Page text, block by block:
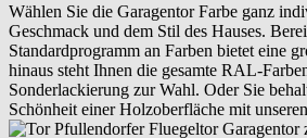
Wählen Sie die Garagentor Farbe ganz
Geschmack und dem Stil des Hauses.
Standardprogramm an Farben bietet eine
hinaus steht Ihnen die gesamte RAL-
Sonderlackierung zur Wahl. Oder Sie
Schönheit einer Holzoberfläche mit